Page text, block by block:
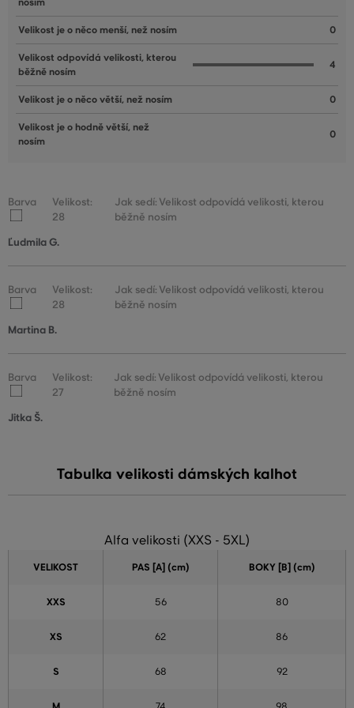
nosím
Velikost je o něco menší, než nosím 0
Velikost odpovídá velikosti, kterou
běžně nosím
4
Velikost je o něco větší, než nosím 0
Velikost je o hodně větší, než
nosím
0
Barva
Velikost:
28
Jak sedí: Velikost odpovídá velikosti, kterou
běžně nosím
Ľudmila G.
Barva
Velikost:
28
Jak sedí: Velikost odpovídá velikosti, kterou
běžně nosím
Martina B.
Barva
Velikost:
27
Jak sedí: Velikost odpovídá velikosti, kterou
běžně nosím
Jitka Š.
Tabulka velikosti dámských kalhot
Alfa velikosti (XXS - 5XL)
VELIKOST PAS [A] (cm) BOKY [B] (cm)
XXS 56 80
XS 62 86
S 68 92